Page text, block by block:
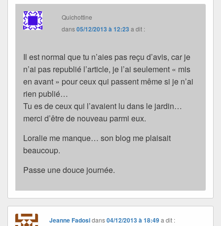
Quichottine
dans05/12/2013 à 12:23 a dit :
Il est normal que tu n’aies pas reçu d’avis, car je
n’ai pas republié l’article, je l’ai seulement « mis
en avant » pour ceux qui passent même si je n’ai
rien publié…
Tu es de ceux qui l’avaient lu dans le jardin…
merci d’être de nouveau parmi eux.
Loralie me manque… son blog me plaisait
beaucoup.
Passe une douce journée.
Jeanne Fadosidans04/12/2013 à 18:49 a dit :